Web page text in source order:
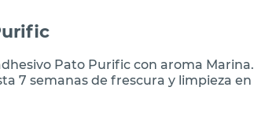
Pato Purific con aroma Marina.
7 semanas de frescura y limpieza en